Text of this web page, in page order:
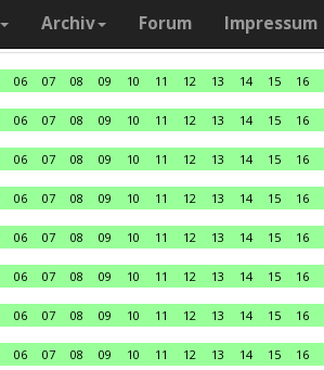
Archiv Forum Impressum
06 07 08 09 10 11 12 13 14 15 16
06 07 08 09 10 11 12 13 14 15 16
06 07 08 09 10 11 12 13 14 15 16
06 07 08 09 10 11 12 13 14 15 16
06 07 08 09 10 11 12 13 14 15 16
06 07 08 09 10 11 12 13 14 15 16
06 07 08 09 10 11 12 13 14 15 16
06 07 08 09 10 11 12 13 14 15 16